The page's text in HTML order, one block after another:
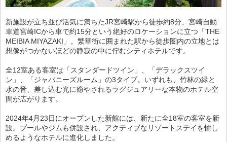
新施設が立ち並び活気に満ちたJR宮崎駅から徒歩約8分、宮崎自動
車道宮崎ICから車で約15分という絶好のロケーションに立つ「THE
MEIBIA MIYAZAKI」。繁華街に囲まれた駅から徒歩圏内の立地とは
想像がつかないほどの静寂の中に佇むシティホテルです。
全12室ある客室は「スタンダードツイン」、「デラックスツイ
ン」、「ジャパニーズルーム」の3タイプ。いずれも、竹林の緑と
水の音、差し込む光に癒やされるラグジュアリーな本物のホテル空
間が広がります。
2024年4月23日にオープンした新館には、新たに全18室の客室を新
設。プールやジムも併設され、アクティブなリゾートステイを愉し
めるようなホテルに進化しました。